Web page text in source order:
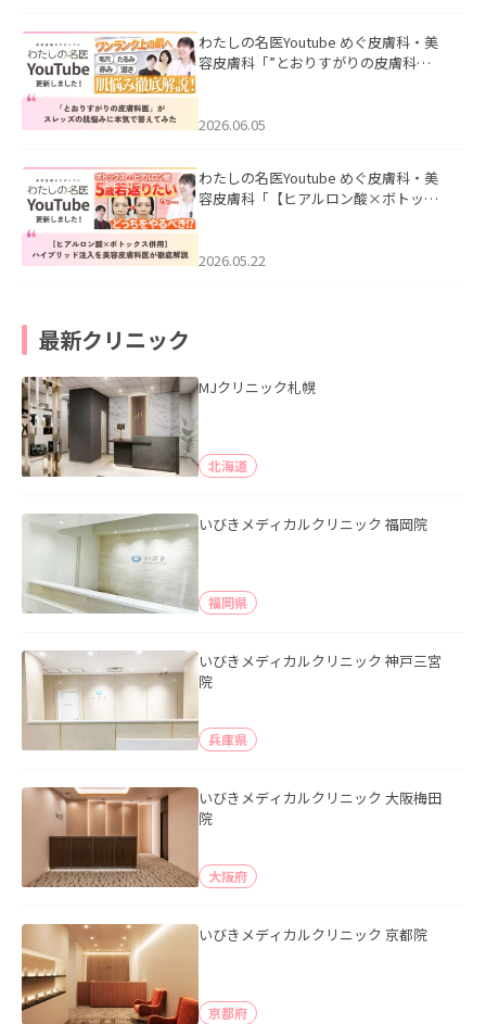
わたしの名医Youtube めぐ皮膚科・美
容皮膚科「”とおりすがりの皮膚科
2026.06.05
わたしの名医Youtube めぐ皮膚科・美
容皮膚科「【ヒアルロン酸×ボトック
た。
2026.05.22
最新クリニック
MJクリニック札幌
北海道
いびきメディカルクリニック 福岡院
福岡県
いびきメディカルクリニック 神戸三宮
院
兵庫県
いびきメディカルクリニック 大阪梅田
院
大阪府
いびきメディカルクリニック 京都院
京都府